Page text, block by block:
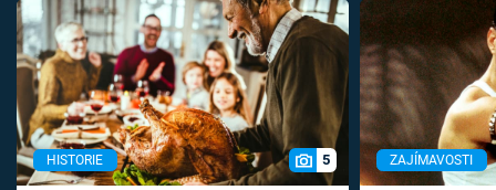
HISTORIE 5 ZAJÍMAVOSTI